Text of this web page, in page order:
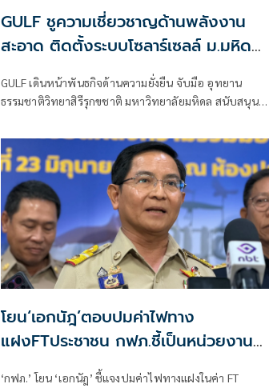
GULF ชูความเชี่ยวชาญด้านพลังงาน
สะอาด ติดตั้งระบบโซลาร์เซลล์ ม.มหิดล
เสริมแกร่งการวิจัยพัฒนา 'Nature-
based Innovation' พร้อมหนุน
ศักยภาพเด็กกลุ่มเปราะบาง
GULF เดินหน้าพันธกิจด้านความยั่งยืน จับมือ อุทยาน
ธรรมชาติวิทยาสิรีรุกขชาติ มหาวิทยาลัยมหิดล สนับสนุน
แสงอาทิตย์ (Solar Rooftop) มูลค่า 3.6 ล้านบาท เพื่อส่ง
เสริมการใช้พลังงานสะอาดในพื้นที่อุทยานฯ มุ่งยกระดับ
งานวิจัยด้านสมุนไพรไทยสู่ระดับอุตสาหกรรม และสร้าง
โอกาสทางการเรียนรู้ให้กับกลุ่มเด็กที่มีความเปราะบางและ
ประชาชนทั่วไป
โยน‘เอกนัฎ’ตอบปมค่าไฟทาง
แฝงFTประชาชน กฟภ.ชี้เป็นหน่วยงาน
ปฏิบัติตามนโยบาย
‘กฟภ.’ โยน ‘เอกนัฎ’ ชี้แจงปมค่าไฟทางแฝงในค่า FT